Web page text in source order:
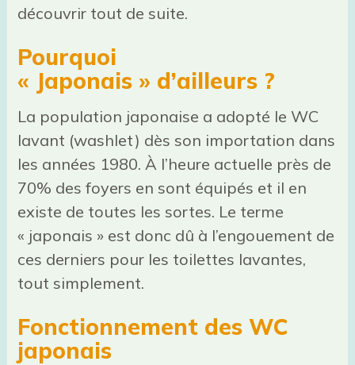
découvrir tout de suite.
Pourquoi
« Japonais » d’ailleurs ?
La population japonaise a adopté le WC
lavant (washlet) dès son importation dans
les années 1980. À l’heure actuelle près de
70% des foyers en sont équipés et il en
existe de toutes les sortes. Le terme
« japonais » est donc dû à l’engouement de
ces derniers pour les toilettes lavantes,
tout simplement.
Fonctionnement des WC
japonais